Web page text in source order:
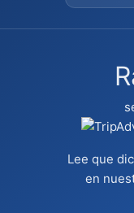
Lee que
en